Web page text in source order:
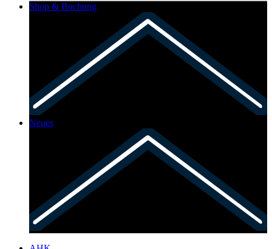
Shop & Buchung
Neues